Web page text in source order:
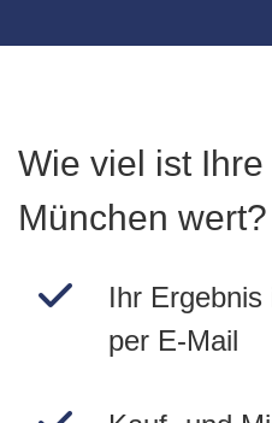
Wie viel ist
München wert?
Ihr Ergebnis
per E-Mail